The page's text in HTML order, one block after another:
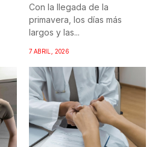
Con la llegada de la
primavera, los días más
largos y las...
7 ABRIL, 2026